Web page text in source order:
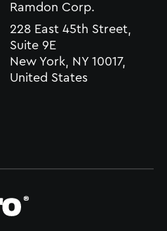
Ramdon Corp.
228 East 45th Street,
Suite 9E
New York, NY 10017,
United States